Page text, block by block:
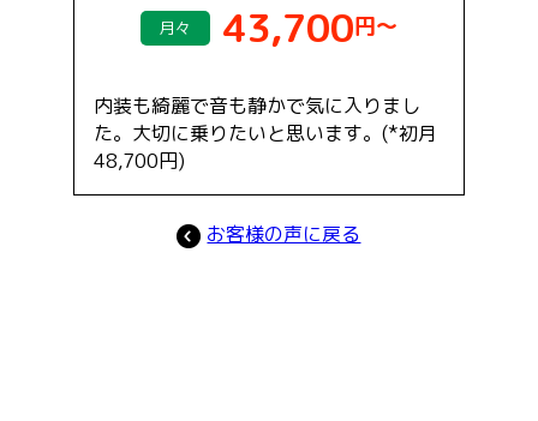
月々 43,700円～
内装も綺麗で音も静かで気に入りまし
た。大切に乗りたいと思います。(*初月
48,700円)
お客様の声に戻る